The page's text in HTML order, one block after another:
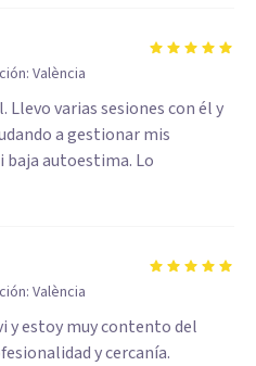
València
varias sesiones con él y
a gestionar mis
baja autoestima. Lo
València
y estoy muy contento del
y cercanía.